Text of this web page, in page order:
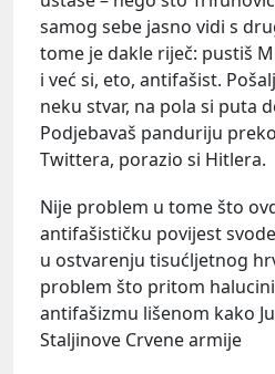
samog sebe jasno vidi s
tome je dakle riječ: pustiš
i već si, eto, antifašist.
neku stvar, na pola si puta
Podjebavaš panduriju
Twittera, porazio si Hitlera.
Nije problem u tome što
antifašističku povijest
u ostvarenju tisućljetnog
problem što pritom
antifašizmu lišenom kako
Staljinove Crvene armije